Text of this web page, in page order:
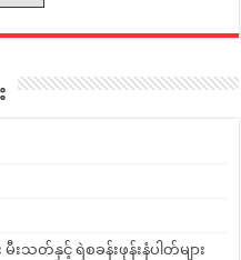
သတ်နှင့် ရဲစခန်းဖုန်းနံပါတ်များ